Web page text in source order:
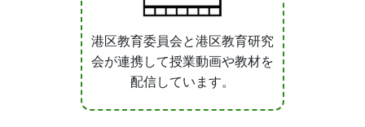
港区教育委員会と港区教育研究
会が連携して授業動画や教材を
配信しています。